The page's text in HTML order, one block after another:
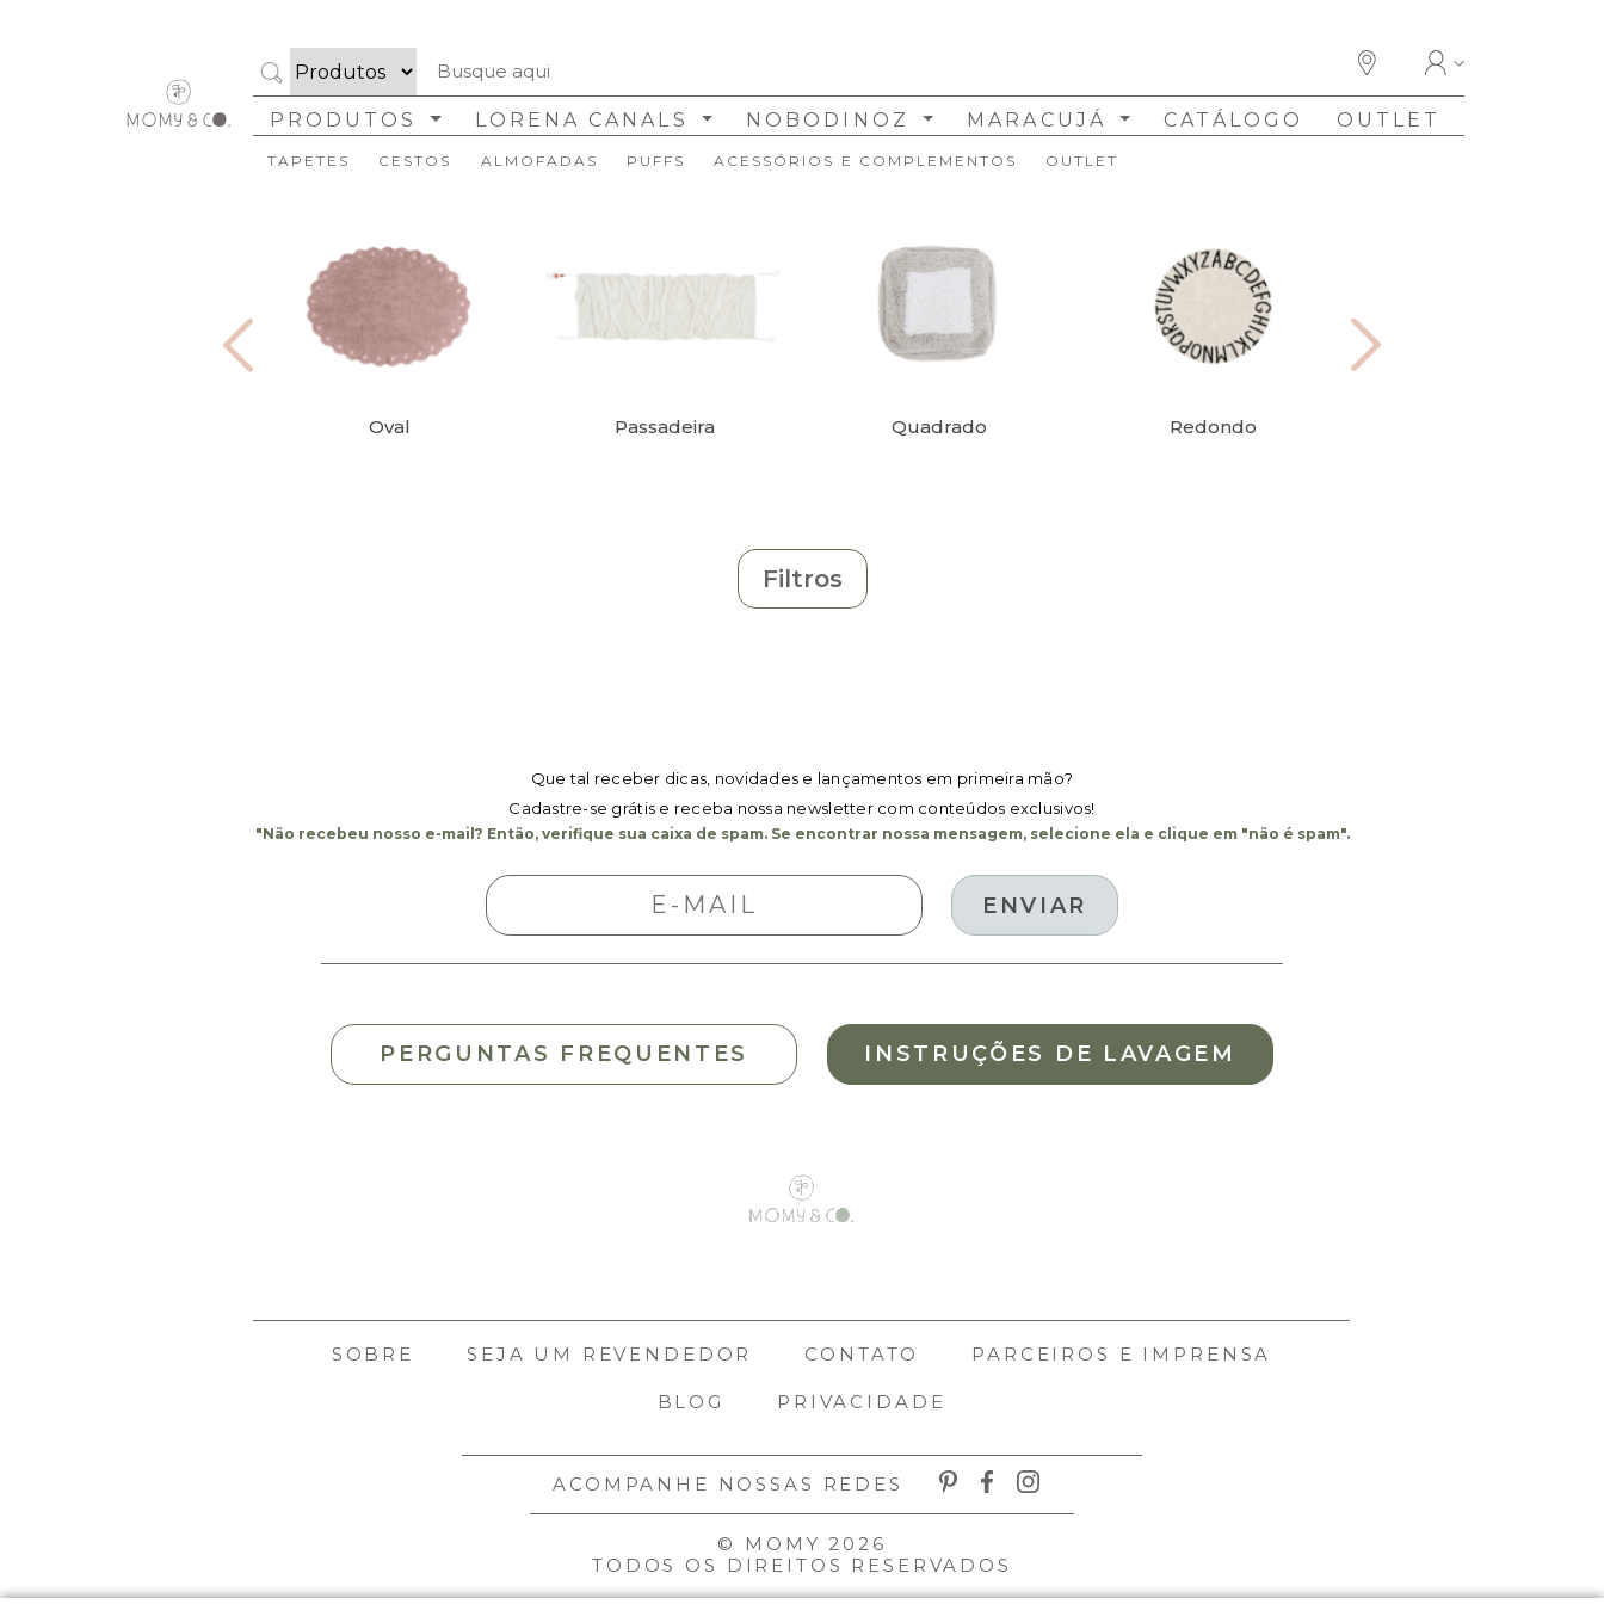
PRODUTOS LORENA CANALS NOBODINOZ MARACUJÁ CATÁLOGO OUTLET
TAPETES CESTOS ALMOFADAS PUFFS ACESSÓRIOS E COMPLEMENTOS OUTLET
Oval Passadeira Quadrado Redondo
Filtros
Que tal receber dicas, novidades e lançamentos em primeira mão?
Cadastre-se grátis e receba nossa newsletter com conteúdos exclusivos!
"Não recebeu nosso e-mail? Então, verifique sua caixa de spam. Se encontrar nossa mensagem, selecione ela e clique em "não é spam".
PERGUNTAS FREQUENTES INSTRUÇÕES DE LAVAGEM
SOBRE SEJA UM REVENDEDOR CONTATO PARCEIROS E IMPRENSA
BLOG PRIVACIDADE
ACOMPANHE NOSSAS REDES
© MOMY 2026
TODOS OS DIREITOS RESERVADOS